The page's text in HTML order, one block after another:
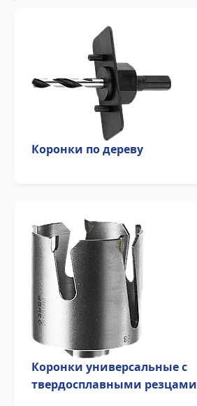
Коронки по дереву
Коронки универсальные с
твердосплавными резцами